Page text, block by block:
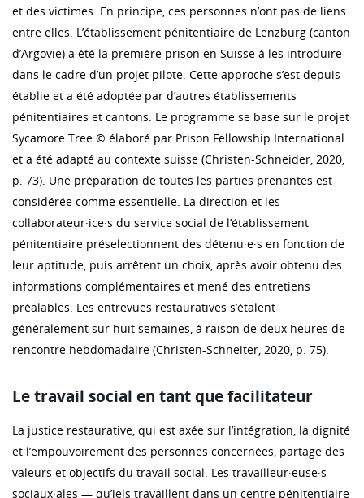
et des victimes. En principe, ces personnes n’ont pas de liens
entre elles. L’établissement pénitentiaire de Lenzburg (canton
d’Argovie) a été la première prison en Suisse à les introduire
dans le cadre d’un projet pilote. Cette approche s’est depuis
établie et a été adoptée par d’autres établissements
pénitentiaires et cantons. Le programme se base sur le projet
Sycamore Tree © élaboré par Prison Fellowship International
et a été adapté au contexte suisse (Christen-Schneider, 2020,
p. 73). Une préparation de toutes les parties prenantes est
considérée comme essentielle. La direction et les
collaborateur·ice·s du service social de l’établissement
pénitentiaire préselectionnent des détenu·e·s en fonction de
leur aptitude, puis arrêtent un choix, après avoir obtenu des
informations complémentaires et mené des entretiens
préalables. Les entrevues restauratives s’étalent
généralement sur huit semaines, à raison de deux heures de
rencontre hebdomadaire (Christen-Schneiter, 2020, p. 75).
Le travail social en tant que facilitateur
La justice restaurative, qui est axée sur l’intégration, la dignité
et l’empouvoirement des personnes concernées, partage des
valeurs et objectifs du travail social. Les travailleur·euse·s
sociaux·ales — qu’iels travaillent dans un centre pénitentiaire